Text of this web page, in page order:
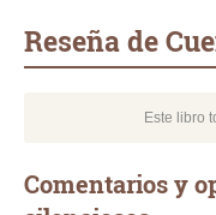
Reseña de
Este libro
Comentarios y